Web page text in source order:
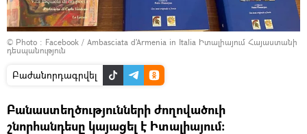
© Photo : Facebook / Ambasciata d'Armenia in Italia Իտալիայում Հայաստանի
դեսպանություն
Բաժանորդագրվել
Բանաստեղծությունների ժողովածուի
շնորհանդեսը կայացել է Իտալիայում։